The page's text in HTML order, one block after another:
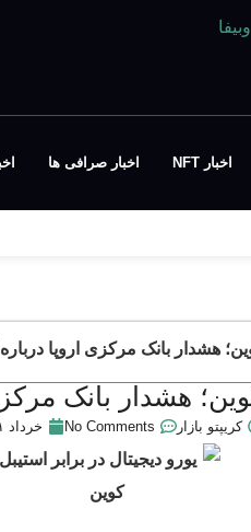
اخبار NFT اخبار صرافی ها
هشدار بانک مرکزی اروپا
هشدار بانک
کریپتو بازار No Comments خرداد ۱۱, ۱۴۰۵